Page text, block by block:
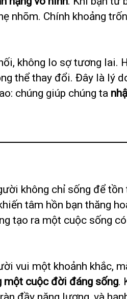
nhõm. Chính khoảng
không lo sợ tương lai.
thể thay đổi. Đây là lý
chúng giúp chúng ta
không chỉ sống để tồn
tâm hồn bạn thăng
tạo ra một cuộc sống có
vui một khoảnh khắc,
một cuộc đời đáng sống.